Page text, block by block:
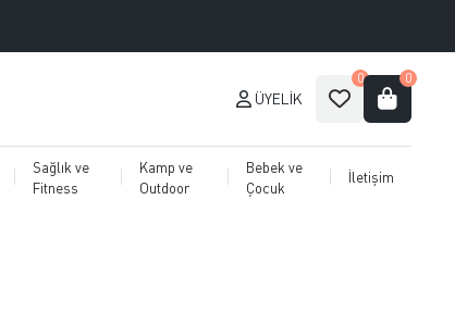
ÜYELIK
0 0
Sağlık ve
Fitness
Kamp ve
Outdoor
Bebek ve
Çocuk
İletişim